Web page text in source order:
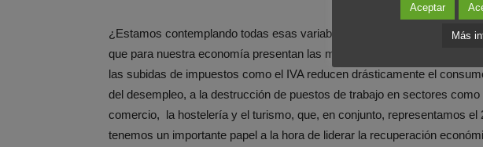
¿Estamos contemplando todas esas variables?, ¿Conocen
que para nuestra economía presentan las medidas propuestas? Si hay
las subidas de impuestos como el IVA reducen drásticamente el
del desempleo, a la destrucción de puestos de trabajo en sectores
comercio, la hostelería y el turismo, que, en conjunto, representamos el
tenemos un importante papel a la hora de liderar la recuperación
Aceptar
Más